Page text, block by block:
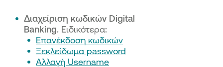
Διαχείριση κωδικών Digital
Banking. Ειδικότερα:
Επανέκδοση κωδικών
Ξεκλείδωμα password
Αλλαγή Username